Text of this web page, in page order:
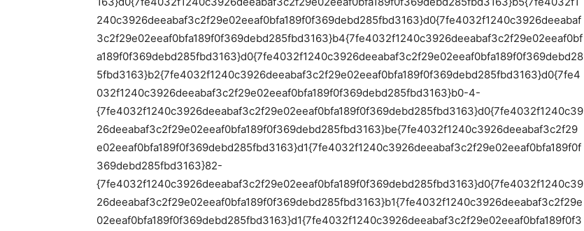
240c3926deeabaf3c2f29e02eeaf0bfa189f0f369debd285fbd3163}d0{7fe4032f1240c3926deeabaf
3c2f29e02eeaf0bfa189f0f369debd285fbd3163}b4{7fe4032f1240c3926deeabaf3c2f29e02eeaf0bf
a189f0f369debd285fbd3163}d0{7fe4032f1240c3926deeabaf3c2f29e02eeaf0bfa189f0f369debd28
5fbd3163}b2{7fe4032f1240c3926deeabaf3c2f29e02eeaf0bfa189f0f369debd285fbd3163}d0{7fe4
032f1240c3926deeabaf3c2f29e02eeaf0bfa189f0f369debd285fbd3163}b0-4-
{7fe4032f1240c3926deeabaf3c2f29e02eeaf0bfa189f0f369debd285fbd3163}d0{7fe4032f1240c39
26deeabaf3c2f29e02eeaf0bfa189f0f369debd285fbd3163}be{7fe4032f1240c3926deeabaf3c2f29
e02eeaf0bfa189f0f369debd285fbd3163}d1{7fe4032f1240c3926deeabaf3c2f29e02eeaf0bfa189f0f
369debd285fbd3163}82-
{7fe4032f1240c3926deeabaf3c2f29e02eeaf0bfa189f0f369debd285fbd3163}d0{7fe4032f1240c39
26deeabaf3c2f29e02eeaf0bfa189f0f369debd285fbd3163}b1{7fe4032f1240c3926deeabaf3c2f29e
02eeaf0bfa189f0f369debd285fbd3163}d1{7fe4032f1240c3926deeabaf3c2f29e02eeaf0bfa189f0f3